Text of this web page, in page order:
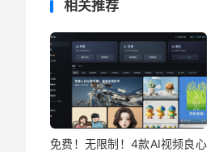
相关推荐
免费！无限制！4款AI视频良心